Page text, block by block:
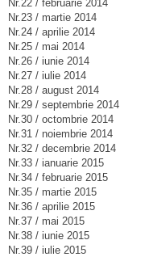
Nr.22 / februarie 2014
Nr.23 / martie 2014
Nr.24 / aprilie 2014
Nr.25 / mai 2014
Nr.26 / iunie 2014
Nr.27 / iulie 2014
Nr.28 / august 2014
Nr.29 / septembrie 2014
Nr.30 / octombrie 2014
Nr.31 / noiembrie 2014
Nr.32 / decembrie 2014
Nr.33 / ianuarie 2015
Nr.34 / februarie 2015
Nr.35 / martie 2015
Nr.36 / aprilie 2015
Nr.37 / mai 2015
Nr.38 / iunie 2015
Nr.39 / iulie 2015